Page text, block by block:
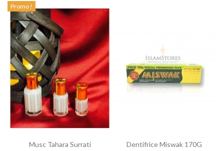
Promo !
Musc Tahara Surrati
Dentifrice Miswak 170G